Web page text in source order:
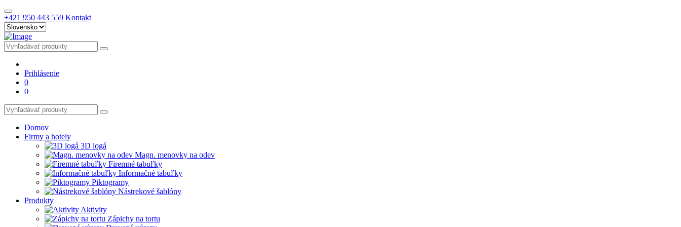
+421 950 443 559 Kontakt
Prihlásenie
0
0
Domov
Firmy a hotely
3D logá
Magn. menovky na odev
Firemné tabuľky
Informačné tabuľky
Piktogramy
Nástrekové šablóny
Produkty
Aktivity
Zápichy na tortu